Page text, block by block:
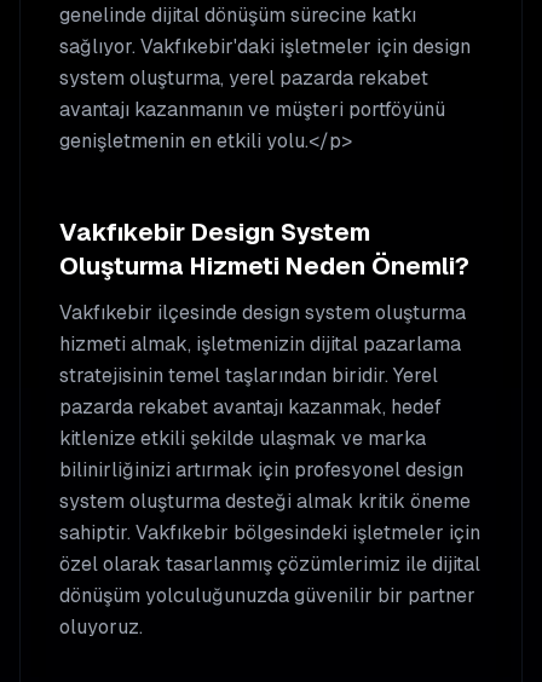
genelinde dijital dönüşüm sürecine katkı
sağlıyor. Vakfıkebir'daki işletmeler için design
system oluşturma, yerel pazarda rekabet
avantajı kazanmanın ve müşteri portföyünü
genişletmenin en etkili yolu.</p>
Vakfıkebir Design System
Oluşturma Hizmeti Neden Önemli?
Vakfıkebir ilçesindedesign system oluşturma
hizmeti almak, işletmenizin dijital pazarlama
stratejisinin temel taşlarından biridir. Yerel
pazarda rekabet avantajı kazanmak, hedef
kitlenize etkili şekilde ulaşmak ve marka
bilinirliğinizi artırmak için profesyoneldesign
system oluşturmadesteği almak kritik öneme
sahiptir. Vakfıkebir bölgesindeki işletmeler için
özel olarak tasarlanmış çözümlerimiz ile dijital
dönüşüm yolculuğunuzda güvenilir bir partner
oluyoruz.